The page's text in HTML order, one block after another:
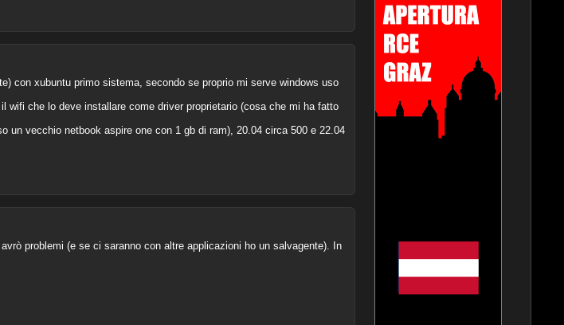
con xubuntu primo sistema, secondo se proprio mi serve windows uso
che lo deve installare come driver proprietario (cosa che mi ha fatto
vecchio netbook aspire one con 1 gb di ram), 20.04 circa 500 e 22.04
problemi (e se ci saranno con altre applicazioni ho un salvagente). In